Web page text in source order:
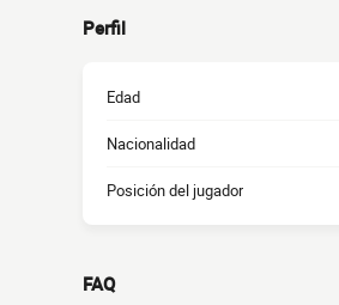
Perfil
Edad
Nacionalidad
Posición del jugador
FAQ